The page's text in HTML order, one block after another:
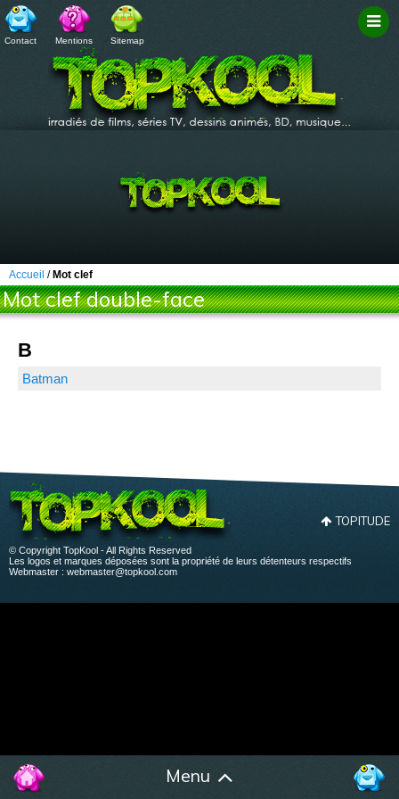
Contact Mentions Sitemap
Menu
Accueil / Mot clef
Mot clef double-face
B
Batman
TOPITUDE
© Copyright TopKool - All Rights Reserved
Les logos et marques déposées sont la propriété de leurs détenteurs respectifs
Webmaster : webmaster@topkool.com